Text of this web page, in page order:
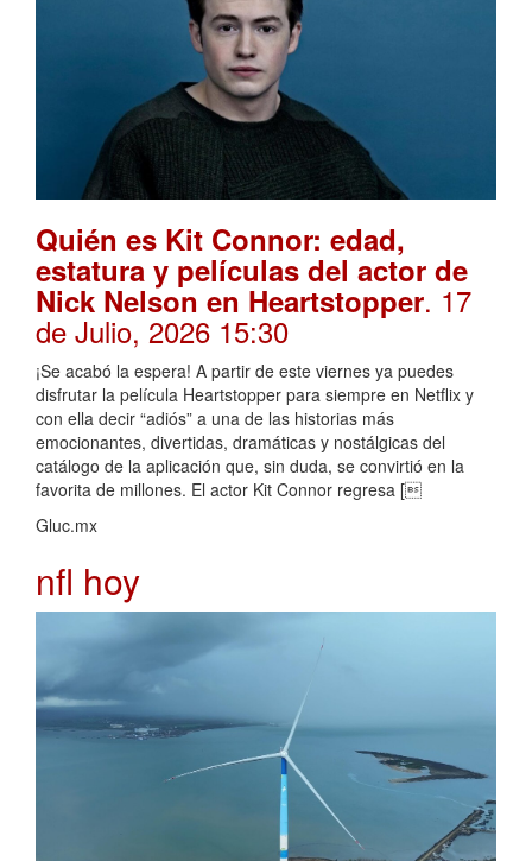
Quién es Kit Connor: edad,
estatura y películas del actor de
Nick Nelson en Heartstopper. 17
de Julio, 2026 15:30
¡Se acabó la espera! A partir de este viernes ya puedes
disfrutar la película Heartstopper para siempre en Netflix y
con ella decir “adiós” a una de las historias más
emocionantes, divertidas, dramáticas y nostálgicas del
catálogo de la aplicación que, sin duda, se convirtió en la
favorita de millones. El actor Kit Connor regresa [
Gluc.mx
nfl hoy